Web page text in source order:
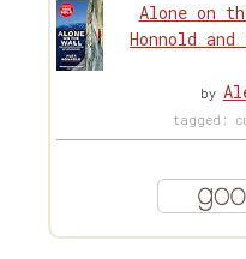
Alone on
Honnold
by
tagged: